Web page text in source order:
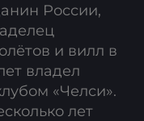
России,
и вилл в
владел
«Челси».
лет